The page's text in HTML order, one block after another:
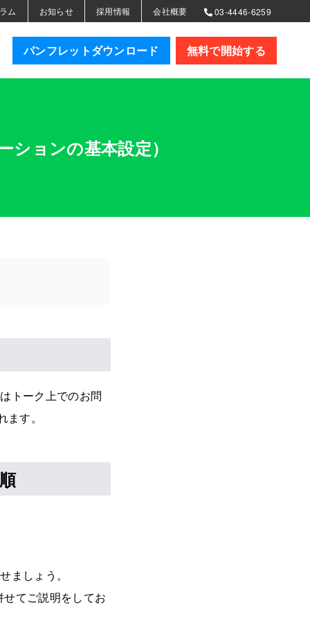
ム お知らせ 採用情報 会社概要 03-4446-6259
パンフレットダウンロード 無料で開始する
ョンの基本設定）
トーク上でのお問
す。
ましょう。
てご説明をしてお